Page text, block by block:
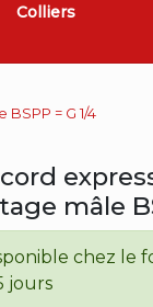
Colliers
= G 1/4
mâle
chez le
jours